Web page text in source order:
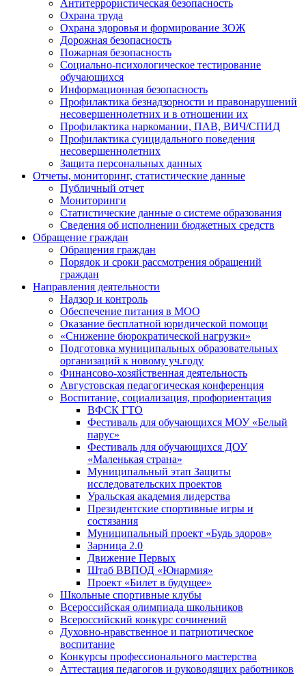
Антитеррористическая безопасность
Охрана труда
Охрана здоровья и формирование ЗОЖ
Дорожная безопасность
Пожарная безопасность
Социально-психологическое тестирование
обучающихся
Информационная безопасность
Профилактика безнадзорности и правонарушений
несовершеннолетних и в отношении их
Профилактика наркомании, ПАВ, ВИЧ/СПИД
Профилактика суицидального поведения
несовершеннолетних
Защита персональных данных
Отчеты, мониторинг, статистические данные
Публичный отчет
Мониторинги
Статистические данные о системе образования
Сведения об исполнении бюджетных средств
Обращение граждан
Обращения граждан
Порядок и сроки рассмотрения обращений
граждан
Направления деятельности
Надзор и контроль
Обеспечение питания в МОО
Оказание бесплатной юридической помощи
«Снижение бюрократической нагрузки»
Подготовка муниципальных образовательных
организаций к новому уч.году
Финансово-хозяйственная деятельность
Августовская педагогическая конференция
Воспитание, социализация, профориентация
ВФСК ГТО
Фестиваль для обучающихся МОУ «Белый
парус»
Фестиваль для обучающихся ДОУ
«Маленькая страна»
Муниципальный этап Защиты
исследовательских проектов
Уральская академия лидерства
Президентские спортивные игры и
состязания
Муниципальный проект «Будь здоров»
Зарница 2.0
Движение Первых
Штаб ВВПОД «Юнармия»
Проект «Билет в будущее»
Школьные спортивные клубы
Всероссийская олимпиада школьников
Всероссийский конкурс сочинений
Духовно-нравственное и патриотическое
воспитание
Конкурсы профессионального мастерства
Аттестация педагогов и руководящих работников